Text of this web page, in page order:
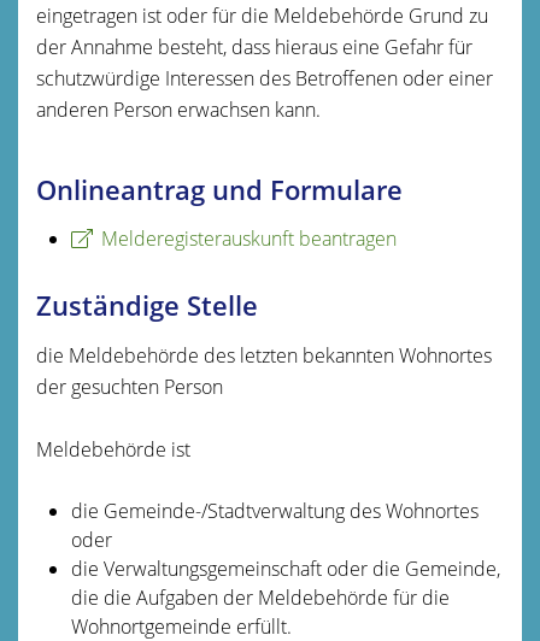
eingetragen ist oder für die Meldebehörde Grund zu
der Annahme besteht, dass hieraus eine Gefahr für
schutzwürdige Interessen des Betroffenen oder einer
anderen Person erwachsen kann.
Onlineantrag und Formulare
Melderegisterauskunft beantragen
Zuständige Stelle
die Meldebehörde des letzten bekannten Wohnortes
der gesuchten Person
Meldebehörde ist
die Gemeinde-/Stadtverwaltung des Wohnortes
oder
die Verwaltungsgemeinschaft oder die Gemeinde,
die die Aufgaben der Meldebehörde für die
Wohnortgemeinde erfüllt.